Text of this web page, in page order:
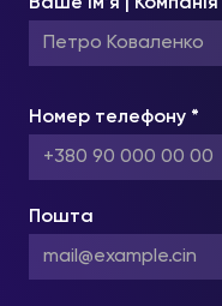
Номер телефону *
Пошта